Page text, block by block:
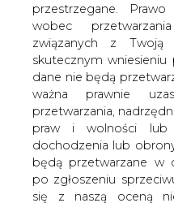
przestrzegane.
wobec
związanych z Twoją
skutecznym
dane nie będą
ważna prawnie
przetwarzania,
praw i wolności lub
dochodzenia lub
będą przetwarzane w
po zgłoszeniu
się z naszą oceną
Polska m.in.
geograficznemu,
rolę w tworzeniu
zgodnie z unijną
sieci
nie może być